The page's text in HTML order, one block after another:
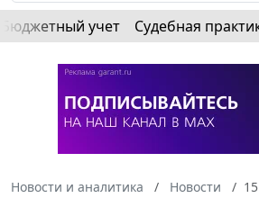
Бюджетный учет Судебная
Новости и аналитика Новости